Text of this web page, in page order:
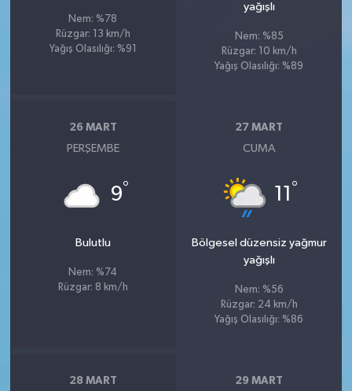
Nem: %78
Rüzgar: 13 km/h
Yağış Olasılığı: %91
yağışlı
Nem: %85
Rüzgar: 10 km/h
Yağış Olasılığı: %89
26 MART
PERŞEMBE
9°
Bulutlu
Nem: %74
Rüzgar: 8 km/h
27 MART
CUMA
11 °
Bölgesel düzensiz yağmur
yağışlı
Nem: %56
Rüzgar: 24 km/h
Yağış Olasılığı: %86
28 MART 29 MART